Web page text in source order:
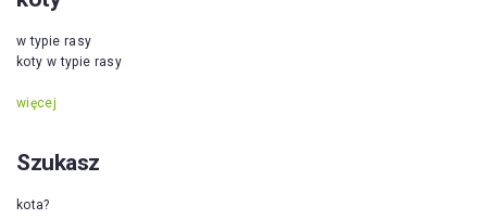
w typie rasy
koty w typie rasy
więcej
Szukasz
kota?